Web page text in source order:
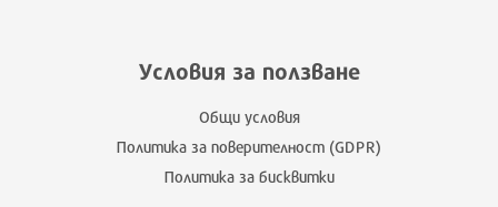
Условия за ползване
Общи условия
Политика за поверителност (GDPR)
Политика за бисквитки